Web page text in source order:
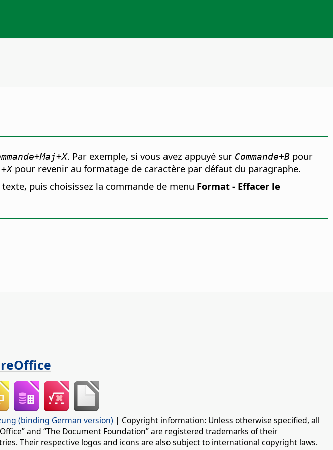
+Maj+X. Par exemple, si vous avez appuyé sur Commande+B pour
pour revenir au formatage de caractère par défaut du paragraphe.
puis choisissez la commande de menu Format - Effacer le
(binding German version) | Copyright information: Unless otherwise specified, all
and “The Document Foundation” are registered trademarks of their
Their respective logos and icons are also subject to international copyright laws.